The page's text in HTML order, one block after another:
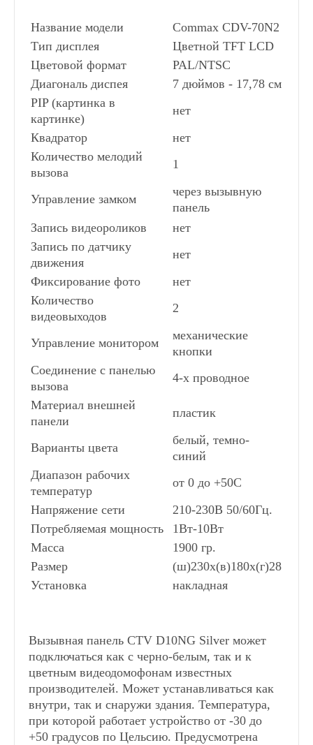
Название модели
Commax CDV-70N2
Тип дисплея
Цветной TFT LCD
Цветовой формат
PAL/NTSC
Диагональ диспея
7 дюймов - 17,78 см
PIP (картинка в
картинке)
нет
Квадратор
нет
Количество мелодий
вызова
1
Управление замком
через вызывную
панель
Запись видеороликов
нет
Запись по датчику
движения
нет
Фиксирование фото
нет
Количество
видеовыходов
2
Управление монитором
механические
кнопки
Соединение с панелью
вызова
4-х проводное
Материал внешней
панели
пластик
Варианты цвета
белый, темно-
синий
Диапазон рабочих
температур
от 0 до +50С
Напряжение сети
210-230В 50/60Гц.
Потребляемая мощность
1Вт-10Вт
Масса
1900 гр.
Размер
(ш)230х(в)180х(г)28
Установка
накладная
Вызывная панель CTV D10NG Silver может
подключаться как с черно-белым, так и к
цветным видеодомофонам известных
производителей. Может устанавливаться как
внутри, так и снаружи здания. Температура,
при которой работает устройство от -30 до
+50 градусов по Цельсию. Предусмотрена